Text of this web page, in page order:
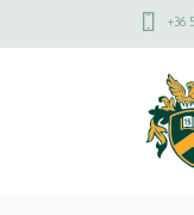
Nevelés-
a
+36